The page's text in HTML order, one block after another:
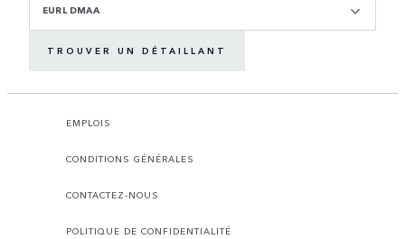
EURL DMAA
TROUVER UN DÉTAILLANT
EMPLOIS
CONDITIONS GÉNÉRALES
CONTACTEZ-NOUS
POLITIQUE DE CONFIDENTIALITÉ